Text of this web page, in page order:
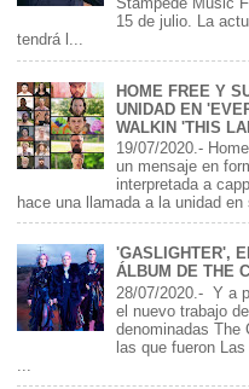
15 de julio. La
tendrá l...
HOME FREE Y
UNIDAD EN
WALKIN 'THIS
19/07/2020.-
un mensaje en
interpretada a
hace una llamada a la unidad en
'GASLIGHTER',
ÁLBUM DE THE
28/07/2020.- Y a
el nuevo trabajo
denominadas The
las que fueron
...